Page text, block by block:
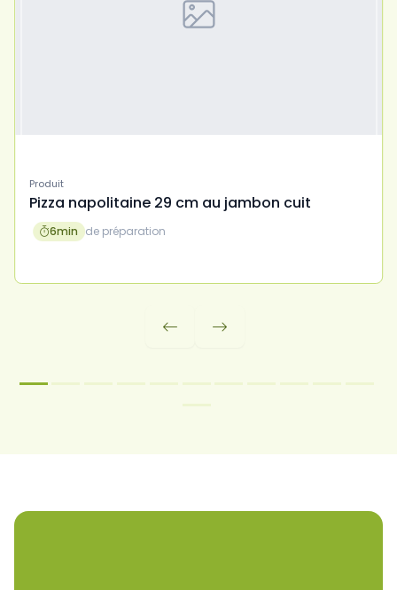
Produit
Pizza napolitaine 29 cm au jambon cuit
6min de préparation
 